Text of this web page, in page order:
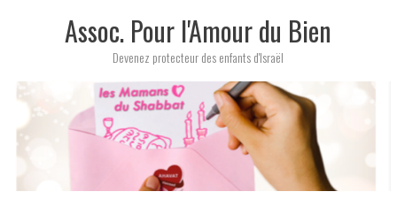
Assoc. Pour l'Amour du Bien
Devenez protecteur des enfants d'Israël